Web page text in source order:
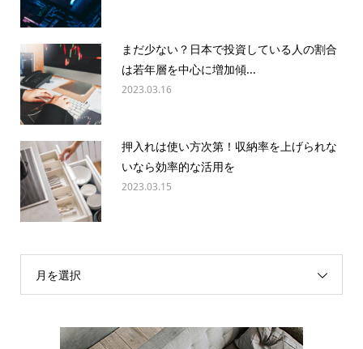
まだ少ない？日本で投資している人の割合
は若年層を中心に増加傾...
2023.03.16
押入れは使い方次第！収納率を上げられな
いなら効率的な活用を
2023.03.15
月を選択